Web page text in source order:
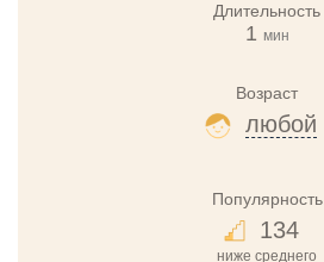
Длительность
1 мин
Возраст
любой
Популярность
134
ниже среднего